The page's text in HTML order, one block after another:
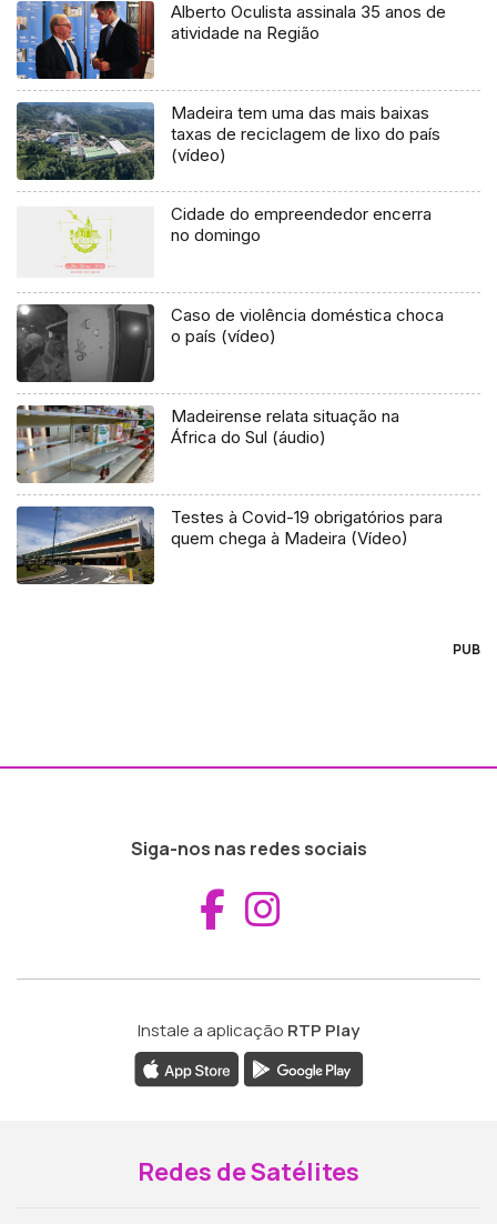
Alberto Oculista assinala 35 anos de
atividade na Região
Madeira tem uma das mais baixas
taxas de reciclagem de lixo do país
(vídeo)
Cidade do empreendedor encerra
no domingo
Caso de violência doméstica choca
o país (vídeo)
Madeirense relata situação na
África do Sul (áudio)
Testes à Covid-19 obrigatórios para
quem chega à Madeira (Vídeo)
PUB
Siga-nos nas redes sociais
Aceder ao
Instale a aplicação RTP Play
Redes de Satélites